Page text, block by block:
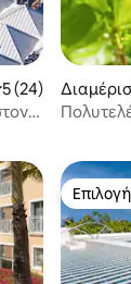
βαθμολογία:
5 (24)